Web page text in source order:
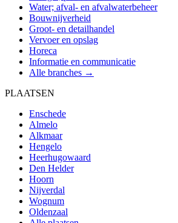
Water; afval- en afvalwaterbeheer
Bouwnijverheid
Groot- en detailhandel
Vervoer en opslag
Horeca
Informatie en communicatie
Alle branches →
PLAATSEN
Enschede
Almelo
Alkmaar
Hengelo
Heerhugowaard
Den Helder
Hoorn
Nijverdal
Wognum
Oldenzaal